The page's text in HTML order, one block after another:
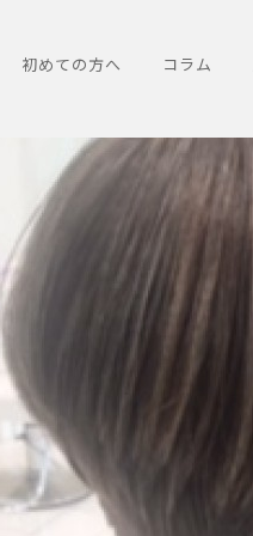
初めての方へ コラム